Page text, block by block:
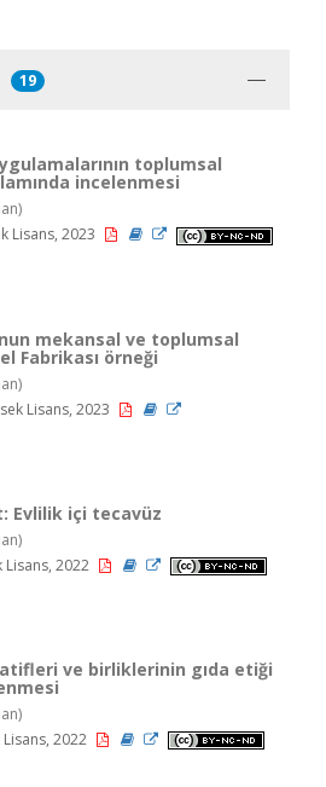
19
toplumsal
incelenmesi
Lisans, 2023
mekansal ve toplumsal
Fabrikası örneği
Lisans, 2023
Evlilik içi tecavüz
Lisans, 2022
ve birliklerinin gıda etiği
Lisans, 2022